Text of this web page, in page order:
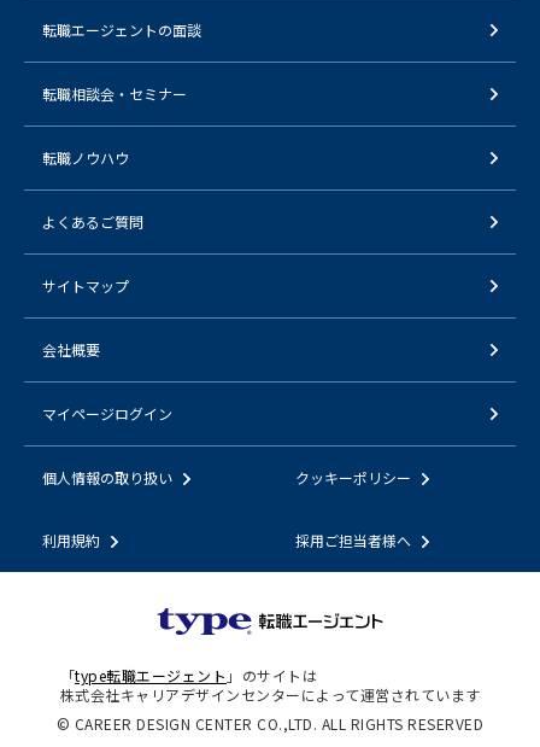
転職エージェントの面談
転職相談会・セミナー
転職ノウハウ
よくあるご質問
サイトマップ
会社概要
マイページログイン
個人情報の取り扱い クッキーポリシー
利用規約 採用ご担当者様へ
「type転職エージェント 」のサイトは
株式会社キャリアデザインセンターによって運営されています
© CAREER DESIGN CENTER CO.,LTD. ALL RIGHTS RESERVED